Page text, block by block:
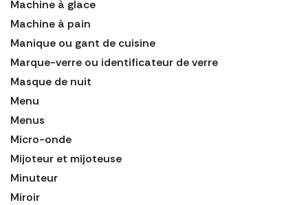
Machine à glace
Machine à pain
Manique ou gant de cuisine
Marque-verre ou identificateur de verre
Masque de nuit
Menu
Menus
Micro-onde
Mijoteur et mijoteuse
Minuteur
Miroir